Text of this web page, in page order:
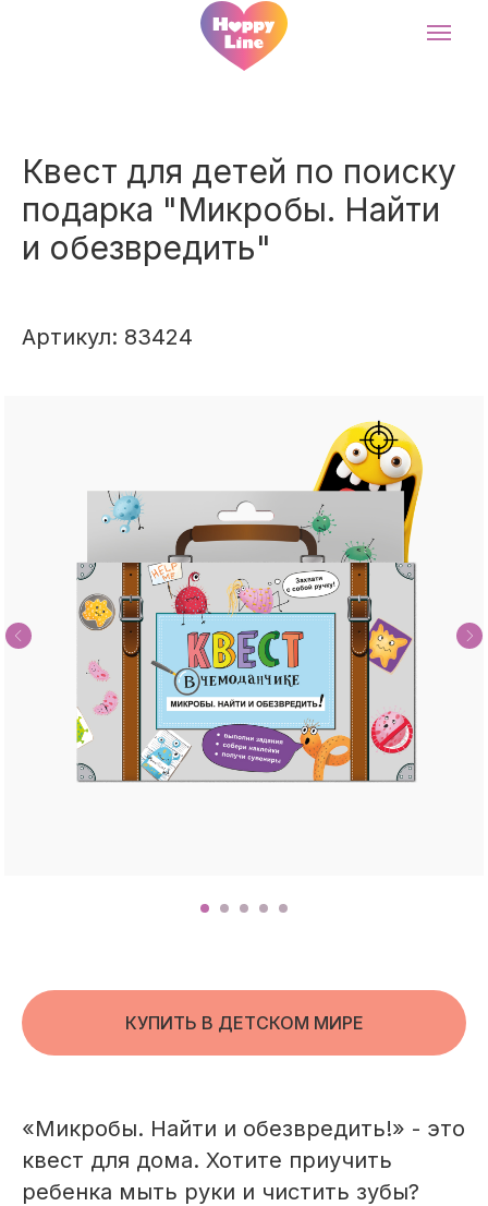
Квест для детей по поиску
подарка "Микробы. Найти
и обезвредить"
Артикул: 83424
КУПИТЬ В ДЕТСКОМ МИРЕ
«Микробы. Найти и обезвредить!» - это
квест для дома. Хотите приучить
ребенка мыть руки и чистить зубы?